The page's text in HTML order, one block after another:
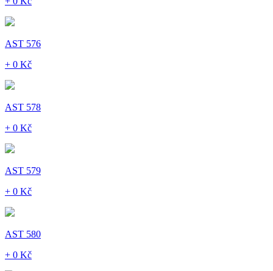
AST 576
+ 0 Kč
AST 578
+ 0 Kč
AST 579
+ 0 Kč
AST 580
+ 0 Kč